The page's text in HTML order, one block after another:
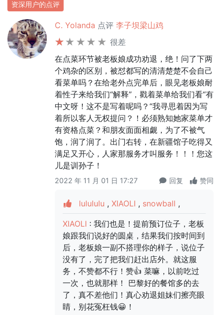
资深用户的点评
C. Yolanda 点评 李子坝梁山鸡
很差
在点菜环节被老板娘成功劝退，绝！问了下两
个鸡杂的区别，被怼都写的清清楚楚不会自己
看菜单吗？在给老外点完单后，眼见老板娘耐
着性子来给我们“解释”，戳着菜单给我们看“有
中文呀！这不是写着呢吗？“我寻思着因为写
着所以客人无权提问？！必须熟知她家菜单才
有资格点菜？和朋友面面相觑，为了不被气
饱，润了润了。出门右转，在新疆馆子吃得又
满足又开心，人家那服务才叫服务！！！您这
儿是训孙子！
2022 年 11 月 01 日 17:27 回复 赞同
lulululu , XIAOLI , snowball ,
XIAOLI : 我们也是！提前预订位子，老板
娘跟我们说好的圆桌，结果我们按时间到
后，老板娘一副不搭理你的样子，说位子
没有了，完了把我们赶出店外。就这服
务，不赞都不行！赞👍 菜嘛，以前吃过
一次，也就那样！ 巴黎好的餐馆多的去
了，真不差他们！真心劝退姐妹们擦亮眼
睛，别花冤枉钱😀！